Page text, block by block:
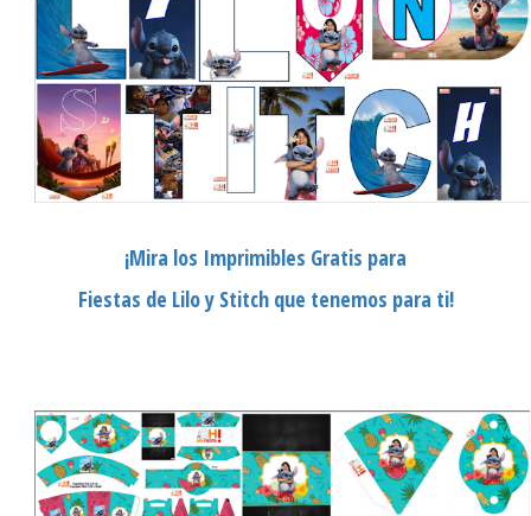
¡Mira los Imprimibles Gratis para
Fiestas de Lilo y Stitch que tenemos para ti!